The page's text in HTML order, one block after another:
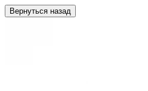
Вернуться назад